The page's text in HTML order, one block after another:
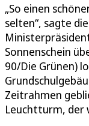
„So einen
selten“, sagte
Sonnenschein
90/Die Grünen)
Zeitrahmen
Leuchtturm, der